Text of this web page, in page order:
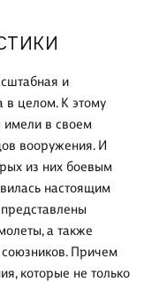
и
в целом. К этому
имели в своем
вооружения. И
из них боевым
настоящим
а также
Причем
которые не только